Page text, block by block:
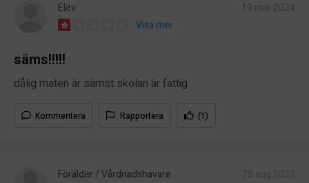
Elev
Visa mer
säms!!!!!
dålig maten är sämst skolan är fattig
Kommentera Rapportera (1)
Förälder / Vårdnadshavare